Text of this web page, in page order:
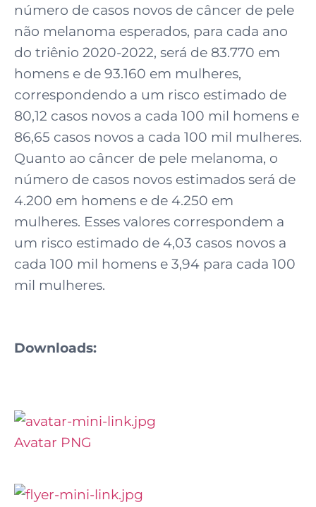
número de casos novos de câncer de pele
não melanoma esperados, para cada ano
do triênio 2020-2022, será de 83.770 em
homens e de 93.160 em mulheres,
correspondendo a um risco estimado de
80,12 casos novos a cada 100 mil homens e
86,65 casos novos a cada 100 mil mulheres.
Quanto ao câncer de pele melanoma, o
número de casos novos estimados será de
4.200 em homens e de 4.250 em
mulheres. Esses valores correspondem a
um risco estimado de 4,03 casos novos a
cada 100 mil homens e 3,94 para cada 100
mil mulheres.
Downloads:
Avatar PNG